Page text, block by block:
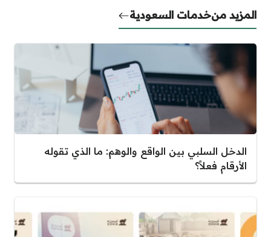
المزيد منخدمات السعودية
الدخل السلبي بين الواقع والوهم: ما الذي تقوله
الأرقام فعلاً؟